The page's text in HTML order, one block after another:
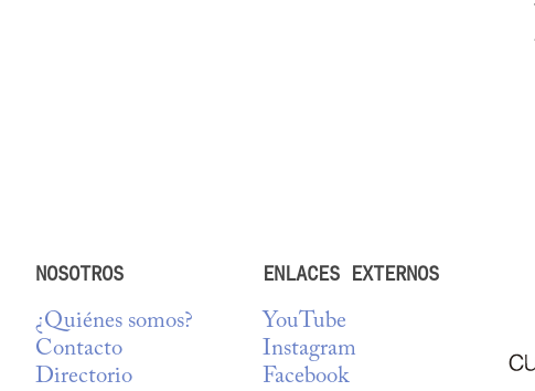
NOSOTROS
¿Quiénes somos?
Contacto
Directorio
ENLACES EXTERNOS
YouTube
Instagram
Facebook